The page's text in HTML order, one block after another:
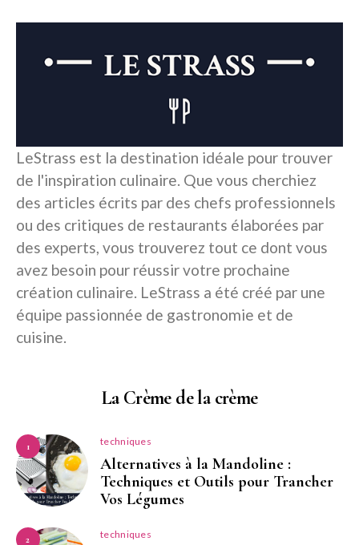
LeStrass est la destination idéale pour trouver
de l'inspiration culinaire. Que vous cherchiez
des articles écrits par des chefs professionnels
ou des critiques de restaurants élaborées par
des experts, vous trouverez tout ce dont vous
avez besoin pour réussir votre prochaine
création culinaire. LeStrass a été créé par une
équipe passionnée de gastronomie et de
cuisine.
La Crème de la crème
1 techniques
Alternatives à la Mandoline :
Techniques et Outils pour Trancher
Vos Légumes
2 techniques